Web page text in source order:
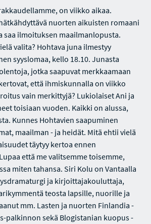
on viikko aikaa.
nuorten aikuisten romaani
saa ilmoituksen maailmanlopusta.
valita? Hohtava juna ilmestyy
syyslomaa, kello 18.10. Junasta
jotka saapuvat merkkaamaan
että ihmiskunnalla on viikko
vain merkittyjä? Lukiolaiset Ani ja
toisiaan vuoden. Kaikki on alussa,
Kunnes Hohtavien saapuminen
maailman - ja heidät. Mitä ehtii vielä
täytyy kertoa ennen
että me valitsemme toisemme,
miten tahansa. Siri Kolu on Vantaalla
ja kirjoittajakouluttaja,
teosta lapsille, nuorille ja
mm. Lasten ja nuorten Finlandia -
palkinnon sekä Blogistanian kuopus -